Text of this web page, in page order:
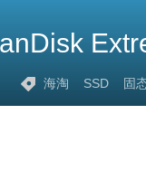
海淘 SSD 固